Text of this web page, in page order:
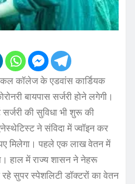
कॉलेज के एडवांस कार्डियक
बायपास सर्जरी होने लगेगी।
सर्जरी की सुविधा भी शुरू की
ने संविदा में ज्वॉइन कर
मिलेगा। पहले एक लाख वेतन में
हाल में राज्य शासन ने नेहरू
सुपर स्पेशलिटी डॉक्टरों का वेतन